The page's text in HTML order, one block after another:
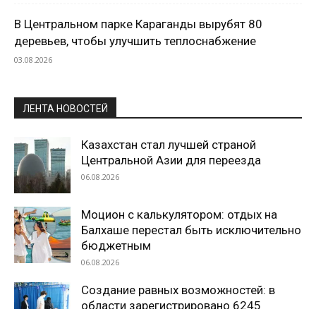
В Центральном парке Караганды вырубят 80
деревьев, чтобы улучшить теплоснабжение
03.08.2026
ЛЕНТА НОВОСТЕЙ
Казахстан стал лучшей страной
Центральной Азии для переезда
06.08.2026
Моцион с калькулятором: отдых на
Балхаше перестал быть исключительно
бюджетным
06.08.2026
Создание равных возможностей: в
области зарегистрировано 6245